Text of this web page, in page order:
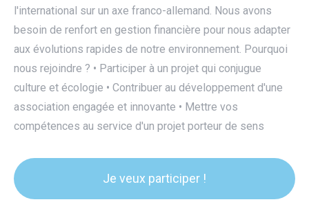
l'international sur un axe franco-allemand. Nous avons
besoin de renfort en gestion financière pour nous adapter
aux évolutions rapides de notre environnement. Pourquoi
nous rejoindre ? • Participer à un projet qui conjugue
culture et écologie • Contribuer au développement d'une
association engagée et innovante • Mettre vos
compétences au service d'un projet porteur de sens
Je veux participer !